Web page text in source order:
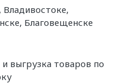
Благовещенске
выгрузка товаров по